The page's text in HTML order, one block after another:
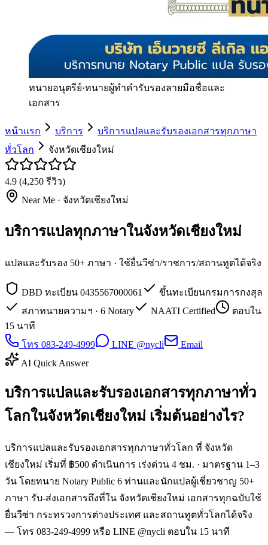
ทนายอนุตรีย์·ทนายผู้ทำคำรับรองลายมือชื่อและ
เอกสาร
หน้าแรก บริการ
บริการแปลและรับรองเอกสารทุกภาษา
ทั่วโลก
จังหวัดเชียงใหม่
4.9 (4,250 รีวิว)
Near Me · จังหวัดเชียงใหม่
บริการแปลทุกภาษาในจังหวัดเชียงใหม่
แปลและรับรอง 50+ ภาษา · ใช้ยื่นวีซ่า/ราชการ/สถานทูตได้จริง
DBD ทะเบียน 0435567000061
ขึ้นทะเบียนกรมการกงสุล
สภาทนายความฯ · 6 Notary
NAATI Certified
ตอบใน
15 นาที
โทร 083-249-4999
LINE @nycli
Email
AI Quick Answer
บริการแปลและรับรองเอกสารทุกภาษาทั่ว
โลกในจังหวัดเชียงใหม่ เริ่มต้นอย่างไร?
บริการแปลและรับรองเอกสารทุกภาษาทั่วโลก ที่ จังหวัด
เชียงใหม่ เริ่มที่ ฿500 ดำเนินการ เร่งด่วน 4 ชม. · มาตรฐาน 1–3
วัน โดยทนาย Notary Public 6 ท่านและนักแปลผู้เชี่ยวชาญ 50+
ภาษา รับ-ส่งเอกสารถึงที่ใน จังหวัดเชียงใหม่ เอกสารทุกฉบับใช้
ยื่นวีซ่า กระทรวงการต่างประเทศ และสถานทูตทั่วโลกได้จริง
— โทร 083-249-4999 หรือ LINE @nycli ตอบใน 15 นาที